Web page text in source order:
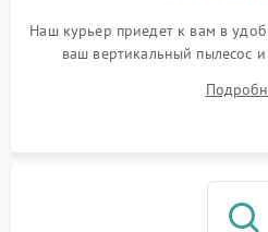
Наш курьер приедет к вам в
ваш вертикальный пылесос